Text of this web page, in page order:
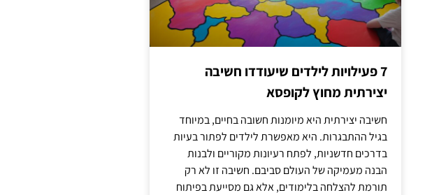
7 פעילויות לילדים שיעודדו חשיבה
יצירתית מחוץ לקופסא
חשיבה יצירתית היא מיומנות חשובה בחיים, במיוחד
בגיל ההתבגרות. היא מאפשרת לילדים לפתור בעיות
בדרכים חדשניות, לפתח רעיונות מקוריים ולבנות
הבנה מעמיקה של העולם סביבם. חשיבה זו לא רק
תורמת להצלחה בלימודים, אלא גם מסייעת בפיתוח